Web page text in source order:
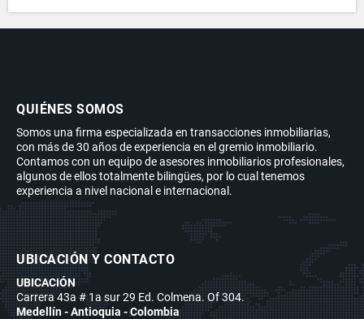
QUIÉNES SOMOS
Somos una firma especializada en transacciones inmobiliarias,
con más de 30 años de experiencia en el gremio inmobiliario.
Contamos con un equipo de asesores inmobiliarios profesionales,
algunos de ellos totalmente bilingües, por lo cual tenemos
experiencia a nivel nacional e internacional.
UBICACIÓN Y CONTACTO
UBICACIÓN
Carrera 43a # 1a sur 29 Ed. Colmena. Of 304.
Medellín - Antioquia - Colombia